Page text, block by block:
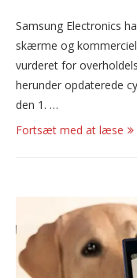
Samsung Electronics
skærme og
vurderet for
herunder opdaterede
den 1. …
Fortsæt med at læse